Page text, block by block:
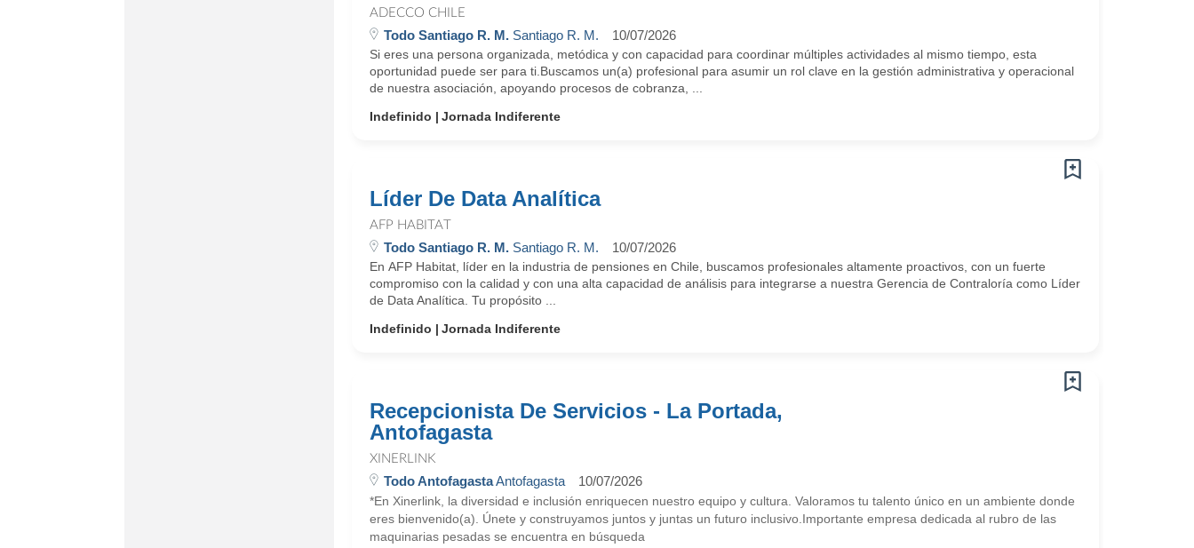
ADECCO CHILE
Todo Santiago R. M.Santiago R. M. 10/07/2026
Si eres una persona organizada, metódica y con capacidad para coordinar múltiples actividades al mismo tiempo, esta
oportunidad puede ser para ti.Buscamos un(a) profesional para asumir un rol clave en la gestión administrativa y operacional
de nuestra asociación, apoyando procesos de cobranza, ...
Indefinido
Jornada Indiferente
Líder De Data Analítica
AFP HABITAT
Todo Santiago R. M.Santiago R. M. 10/07/2026
En AFP Habitat, líder en la industria de pensiones en Chile, buscamos profesionales altamente proactivos, con un fuerte
compromiso con la calidad y con una alta capacidad de análisis para integrarse a nuestra Gerencia de Contraloría como Líder
de Data Analítica. Tu propósito ...
Indefinido
Jornada Indiferente
Recepcionista De Servicios - La Portada,
Antofagasta
XINERLINK
Todo AntofagastaAntofagasta 10/07/2026
*En Xinerlink, la diversidad e inclusión enriquecen nuestro equipo y cultura. Valoramos tu talento único en un ambiente donde
eres bienvenido(a). Únete y construyamos juntos y juntas un futuro inclusivo.Importante empresa dedicada al rubro de las
maquinarias pesadas se encuentra en búsqueda